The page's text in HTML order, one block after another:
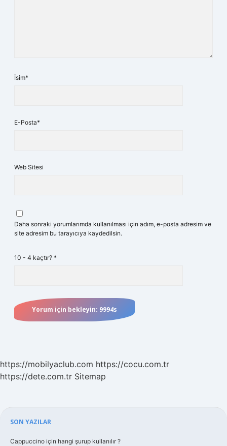
İsim*
E-Posta*
Web Sitesi
Daha sonraki yorumlarımda kullanılması için adım, e-posta adresim ve
site adresim bu tarayıcıya kaydedilsin.
10 - 4 kaçtır? *
https://mobilyaclub.com https://cocu.com.tr
https://dete.com.tr Sitemap
Sidebar
SON YAZILAR
Cappuccino için hangi şurup kullanılır ?